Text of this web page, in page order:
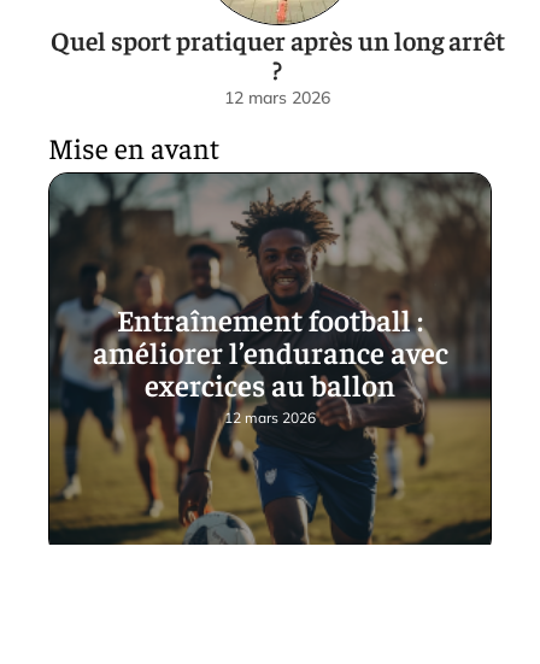
Quel sport pratiquer après un long arrêt
?
12 mars 2026
Mise en avant
Entraînement football :
améliorer l’endurance avec
exercices au ballon
12 mars 2026